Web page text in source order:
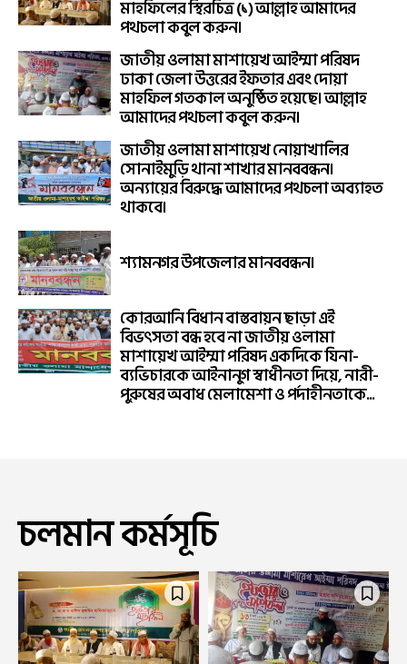
মাহফিলের স্থিরচিত্র (১) আল্লাহ আমাদের
পথচলা কবুল করুন।
জাতীয় ওলামা মাশায়েখ আইম্মা পরিষদ
ঢাকা জেলা উত্তরের ইফতার এবং দোয়া
মাহফিল গতকাল অনুষ্ঠিত হয়েছে। আল্লাহ
আমাদের পথচলা কবুল করুন।
জাতীয় ওলামা মাশায়েখ নোয়াখালির
সোনাইমুড়ি থানা শাখার মানববন্ধন।
অন্যায়ের বিরুদ্ধে আমাদের পথচলা অব্যাহত
থাকবে।
শ্যামনগর উপজেলার মানববন্ধন।
কোরআনি বিধান বাস্তবায়ন ছাড়া এই
বিভৎসতা বন্ধ হবে না জাতীয় ওলামা
মাশায়েখ আইম্মা পরিষদ একদিকে যিনা-
ব্যভিচারকে আইনানুগ স্বাধীনতা দিয়ে, নারী-
পুরুষের অবাধ মেলামেশা ও পর্দাহীনতাকে...
চলমান কর্মসূচি